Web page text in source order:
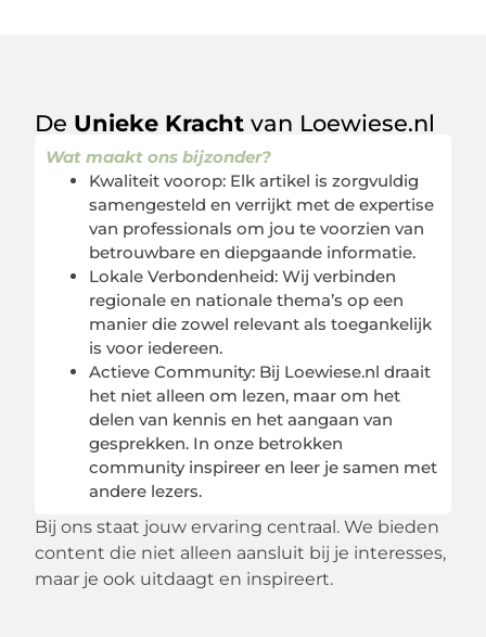
De Unieke Krachtvan Loewiese.nl
Wat maakt ons bijzonder?
Kwaliteit voorop: Elk artikel is zorgvuldig
samengesteld en verrijkt met de expertise
van professionals om jou te voorzien van
betrouwbare en diepgaande informatie.
Lokale Verbondenheid: Wij verbinden
regionale en nationale thema’s op een
manier die zowel relevant als toegankelijk
is voor iedereen.
Actieve Community: Bij Loewiese.nl draait
het niet alleen om lezen, maar om het
delen van kennis en het aangaan van
gesprekken. In onze betrokken
community inspireer en leer je samen met
andere lezers.
Bij ons staat jouw ervaring centraal. We bieden
content die niet alleen aansluit bij je interesses,
maar je ook uitdaagt en inspireert.